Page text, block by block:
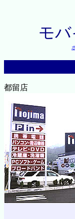
モ
都留店